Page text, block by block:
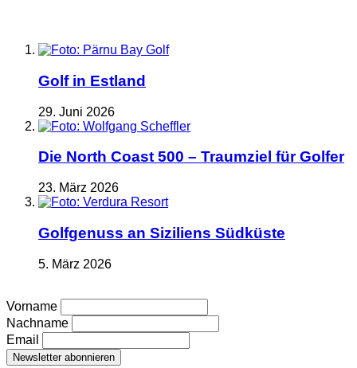
Golf in Estland
29. Juni 2026
Die North Coast 500 – Traumziel für Golfer
23. März 2026
Golfgenuss an Siziliens Südküste
5. März 2026
Vorname
Nachname
Email